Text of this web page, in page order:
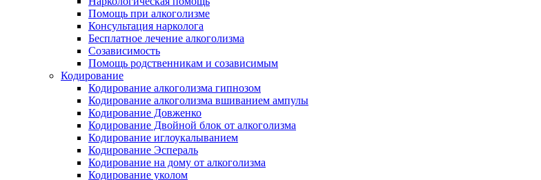
Помощь при алкоголизме
Консультация нарколога
Бесплатное лечение алкоголизма
Созависимость
Помощь родственникам и созависимым
Кодирование
Кодирование алкоголизма гипнозом
Кодирование алкоголизма вшиванием ампулы
Кодирование Довженко
Кодирование Двойной блок от алкоголизма
Кодирование иглоукалыванием
Кодирование Эспераль
Кодирование на дому от алкоголизма
Кодирование уколом